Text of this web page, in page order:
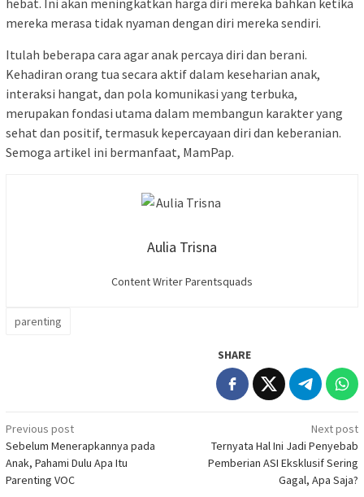
mereka merasa tidak nyaman dengan diri mereka sendiri.
Itulah beberapa cara agar anak percaya diri dan berani.
Kehadiran orang tua secara aktif dalam keseharian anak,
interaksi hangat, dan pola komunikasi yang terbuka,
merupakan fondasi utama dalam membangun karakter yang
sehat dan positif, termasuk kepercayaan diri dan keberanian.
Semoga artikel ini bermanfaat, MamPap.
Aulia Trisna
Content Writer Parentsquads
parenting
SHARE
Post
navigation
Previous post
Sebelum Menerapkannya pada
Anak, Pahami Dulu Apa Itu
Parenting VOC
Next post
Ternyata Hal Ini Jadi Penyebab
Pemberian ASI Eksklusif Sering
Gagal, Apa Saja?